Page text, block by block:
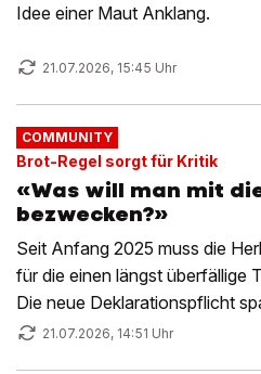
Idee einer Maut Anklang.
21.07.2026, 15:45 Uhr
COMMUNITY
Brot-Regel sorgt für Kritik
«Was will man mit
bezwecken?»
Seit Anfang 2025 muss die
für die einen längst überfällige
Die neue Deklarationspflicht
21.07.2026, 14:51 Uhr